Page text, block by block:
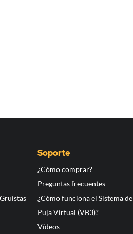
Soporte
¿Cómo comprar?
Preguntas frecuentes
¿Cómo funciona el Sistema de
Puja Virtual (VB3)?
Vídeos